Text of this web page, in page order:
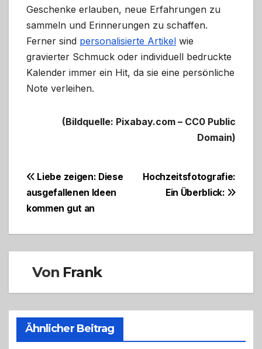
Geschenke erlauben, neue Erfahrungen zu
sammeln und Erinnerungen zu schaffen.
Ferner sind personalisierte Artikel wie
gravierter Schmuck oder individuell bedruckte
Kalender immer ein Hit, da sie eine persönliche
Note verleihen.
(Bildquelle: Pixabay.com – CC0 Public
Domain)
Beitragsnavigation
Hochzeitsfotografie:
Ein Überblick:
Liebe zeigen: Diese
ausgefallenen Ideen
kommen gut an
Von Frank
Ähnlicher Beitrag